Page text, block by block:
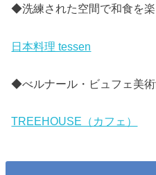
◆洗練された空間で和食を
日本料理 tessen
◆べルナール・ビュフェ美
TREEHOUSE（カフェ）